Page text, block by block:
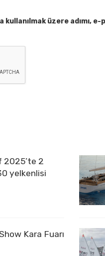
kullanılmak üzere adımı,
2025’te 2
yelkenlisi
Kara Fuarı